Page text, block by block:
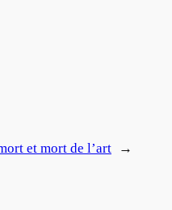
et mort de l’art →